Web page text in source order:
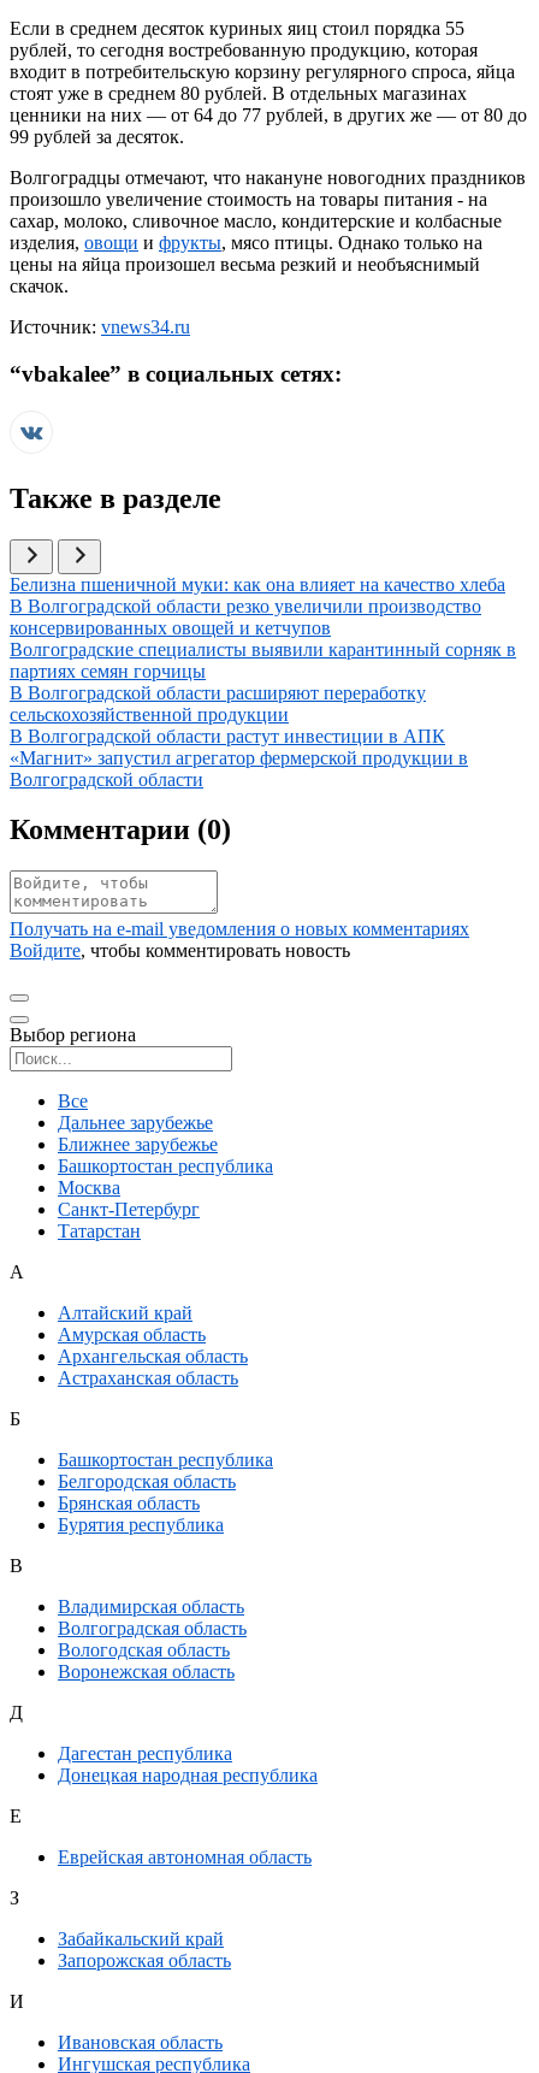
Если в среднем десяток куриных яиц стоил порядка 55
рублей, то сегодня востребованную продукцию, которая
входит в потребительскую корзину регулярного спроса, яйца
стоят уже в среднем 80 рублей. В отдельных магазинах
ценники на них — от 64 до 77 рублей, в других же — от 80 до
99 рублей за десяток.
Волгоградцы отмечают, что накануне новогодних праздников
произошло увеличение стоимость на товары питания - на
сахар, молоко, сливочное масло, кондитерские и колбасные
изделия, овощи и фрукты, мясо птицы. Однако только на
цены на яйца произошел весьма резкий и необъяснимый
скачок.
Источник: vnews34.ru
“vbakalee” в социальных сетях:
Также в разделе
Иллюстрация новости
Белизна пшеничной муки: как она влияет на качество хлеба
Иллюстрация новости
В Волгоградской области резко увеличили производство
консервированных овощей и кетчупов
Иллюстрация новости
Волгоградские специалисты выявили карантинный сорняк в
партиях семян горчицы
Иллюстрация новости
В Волгоградской области расширяют переработку
сельскохозяйственной продукции
Иллюстрация новости
В Волгоградской области растут инвестиции в АПК
Иллюстрация новости
«Магнит» запустил агрегатор фермерской продукции в
Волгоградской области
Комментарии (0)
Получать на e‑mail уведомления о новых комментариях
Войдите, чтобы комментировать новость
Выбор региона
Все
Дальнее зарубежье
Ближнее зарубежье
Башкортостан республика
Москва
Санкт-Петербург
Татарстан
А
Алтайский край
Амурская область
Архангельская область
Астраханская область
Б
Башкортостан республика
Белгородская область
Брянская область
Бурятия республика
В
Владимирская область
Волгоградская область
Вологодская область
Воронежская область
Д
Дагестан республика
Донецкая народная республика
Е
Еврейская автономная область
З
Забайкальский край
Запорожская область
И
Ивановская область
Ингушская республика